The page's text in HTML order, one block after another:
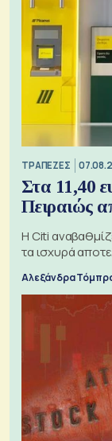
ΤΡΑΠΕΖΕΣ
Στα 11,40
Πειραιώς
Η Citi
τα ισχυρά
Αλεξάνδρα